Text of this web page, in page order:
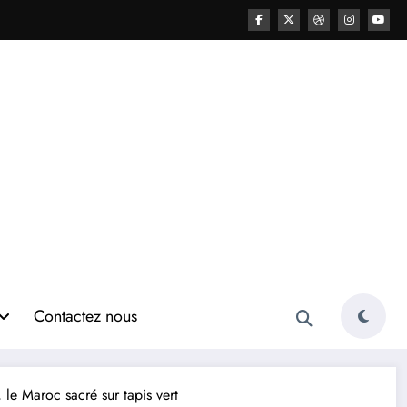
Contactez nous
Maroc sacré sur tapis vert